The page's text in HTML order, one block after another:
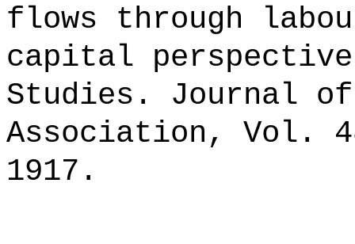
flows through
capital
Studies. Journal
Association, Vol.
1917.